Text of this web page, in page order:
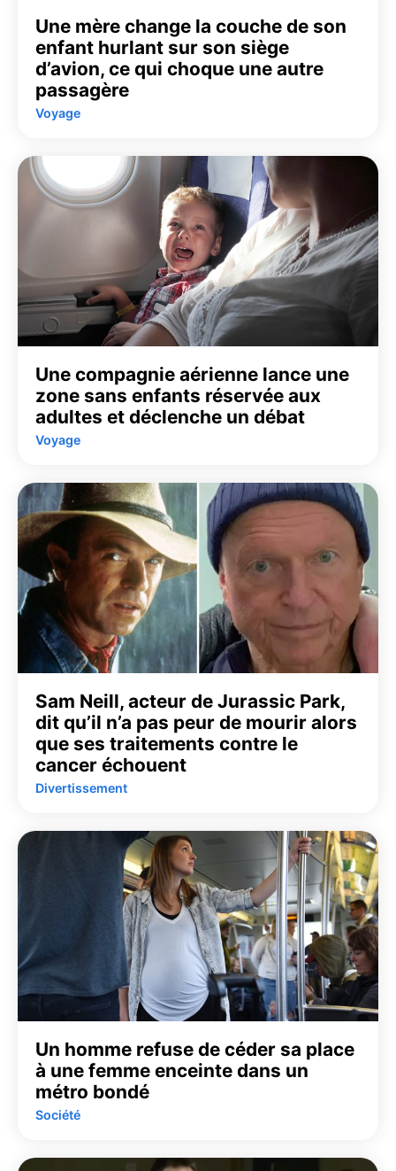
Une mère change la couche de son
enfant hurlant sur son siège
d’avion, ce qui choque une autre
passagère
Voyage
Une compagnie aérienne lance une
zone sans enfants réservée aux
adultes et déclenche un débat
Voyage
Sam Neill, acteur de Jurassic Park,
dit qu’il n’a pas peur de mourir alors
que ses traitements contre le
cancer échouent
Divertissement
Un homme refuse de céder sa place
à une femme enceinte dans un
métro bondé
Société